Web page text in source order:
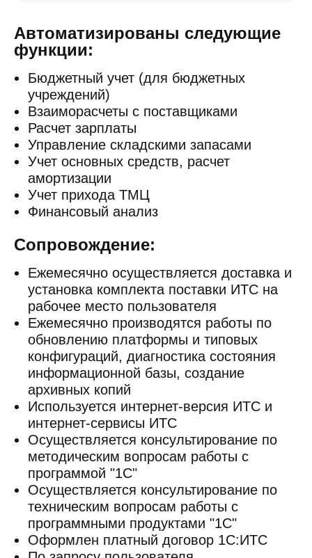
Автоматизированы следующие
функции:
Бюджетный учет (для бюджетных
учреждений)
Взаиморасчеты с поставщиками
Расчет зарплаты
Управление складскими запасами
Учет основных средств, расчет
амортизации
Учет прихода ТМЦ
Финансовый анализ
Сопровождение:
Ежемесячно осуществляется доставка и
установка комплекта поставки ИТС на
рабочее место пользователя
Ежемесячно производятся работы по
обновлению платформы и типовых
конфигураций, диагностика состояния
информационной базы, создание
архивных копий
Используется интернет-версия ИТС и
интернет-сервисы ИТС
Осуществляется консультирование по
методическим вопросам работы с
программой "1С"
Осуществляется консультирование по
техническим вопросам работы с
программными продуктами "1С"
Оформлен платный договор 1С:ИТС